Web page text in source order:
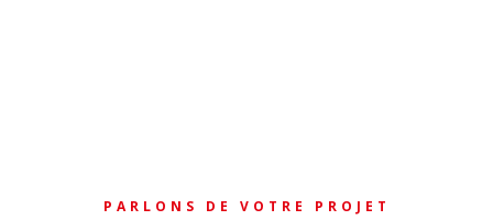
PARLONS DE VOTRE PROJET